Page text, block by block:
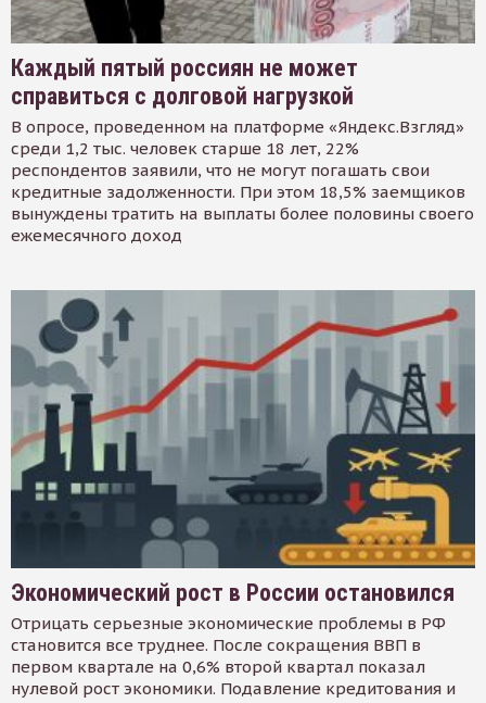
Каждый пятый россиян не может
справиться с долговой нагрузкой
В опросе, проведенном на платформе «Яндекс.Взгляд»
среди 1,2 тыс. человек старше 18 лет, 22%
респондентов заявили, что не могут погашать свои
кредитные задолженности. При этом 18,5% заемщиков
вынуждены тратить на выплаты более половины своего
ежемесячного доход
Экономический рост в России остановился
Отрицать серьезные экономические проблемы в РФ
становится все труднее. После сокращения ВВП в
первом квартале на 0,6% второй квартал показал
нулевой рост экономики. Подавление кредитования и